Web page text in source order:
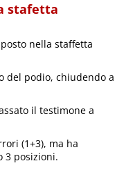
stafetta
nella staffetta
del podio, chiudendo a
il testimone a
(1+3), ma ha
3 posizioni.